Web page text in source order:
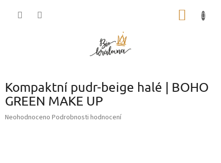
Kompaktní pudr-beige halé | BOHO
GREEN MAKE UP
Průměrné
Neohodnoceno Podrobnosti hodnocení